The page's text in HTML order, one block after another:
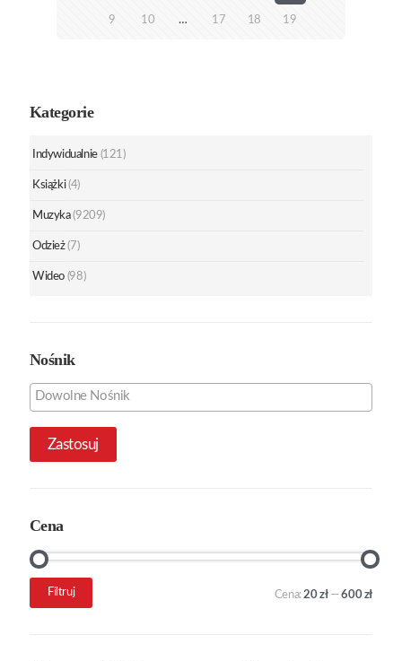
9 10 … 17 18 19
Kategorie
Indywidualnie (121)
Książki (4)
Muzyka (9209)
Odzież (7)
Wideo (98)
Nośnik
Zastosuj
Cena
Cena
Cena
Filtruj Cena:20 zł—600 zł